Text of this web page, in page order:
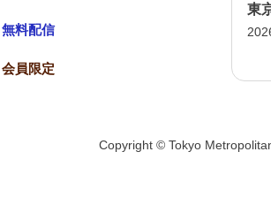
無料配信
会員限定
東
Copyright © Tokyo